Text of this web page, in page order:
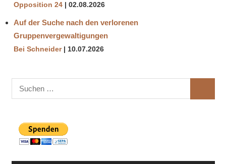
Opposition 24 02.08.2026
Auf der Suche nach den verlorenen
Gruppenvergewaltigungen
Bei Schneider 10.07.2026
Suchen
nach: